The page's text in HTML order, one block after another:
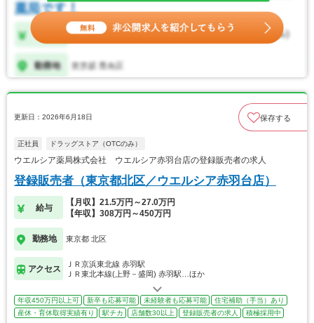
更新日：2026年6月18日 保存する
正社員 ドラッグストア（OTCのみ）
ウエルシア薬局株式会社 ウエルシア赤羽台店の登録販売者の求人
登録販売者（東京都北区／ウエルシア赤羽台店）
給与
【月収】21.5万円～27.0万円
【年収】308万円～450万円
勤務地 東京都 北区
アクセス
ＪＲ京浜東北線 赤羽駅
ＪＲ東北本線(上野－盛岡) 赤羽駅…ほか
年収450万円以上可 新卒も応募可能 未経験者も応募可能
住宅補助（手当）あり
産休・育休取得実績有り
駅チカ 店舗数30以上 登録販売者の求人 積極採用中